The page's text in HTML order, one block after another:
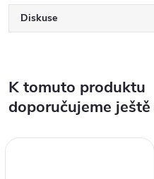
Diskuse
K tomuto produktu
doporučujeme